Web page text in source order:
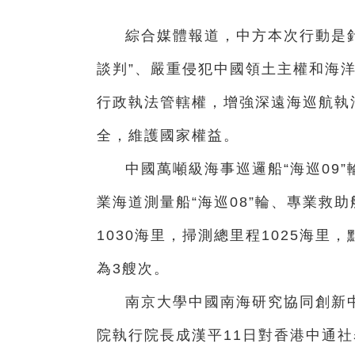
綜合媒體報道，中方本次行動是
談判”、嚴重侵犯中國領土主權和海
行政執法管轄權，增強深遠海巡航
全，維護國家權益。
中國萬噸級海事巡邏船“海巡
業海道測量船“海巡08”輪、專業救
1030海里，掃測總里程1025海里，
為3艘次。
南京大學中國南海研究協同創新
院執行院長成漢平11日對香港中通